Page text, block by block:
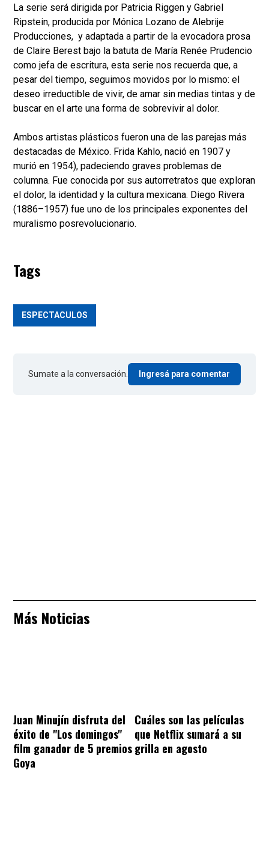
La serie será dirigida por Patricia Riggen y Gabriel
Ripstein, producida por Mónica Lozano de Alebrije
Producciones, y adaptada a partir de la evocadora prosa
de Claire Berest bajo la batuta de María Renée Prudencio
como jefa de escritura, esta serie nos recuerda que, a
pesar del tiempo, seguimos movidos por lo mismo: el
deseo irreductible de vivir, de amar sin medias tintas y de
buscar en el arte una forma de sobrevivir al dolor.
Ambos artistas plásticos fueron una de las parejas más
destacadas de México. Frida Kahlo, nació en 1907 y
murió en 1954), padeciendo graves problemas de
columna. Fue conocida por sus autorretratos que exploran
el dolor, la identidad y la cultura mexicana. Diego Rivera
(1886–1957) fue uno de los principales exponentes del
muralismo posrevolucionario.
Tags
ESPECTACULOS
Sumate a la conversación. Ingresá para comentar
Más Noticias
Juan Minujín disfruta del
éxito de "Los domingos"
film ganador de 5 premios
Goya
Cuáles son las películas
que Netflix sumará a su
grilla en agosto